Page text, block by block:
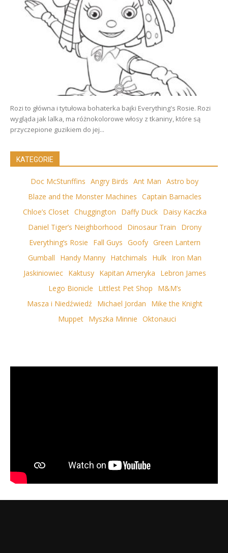
Rozi to główna i tytułowa bohaterka bajki Everything's Rosie. Rozi
wygląda jak lalka, ma różnokolorowe włosy z tkaniny, które są
przyczepione guzikiem do jej...
KATEGORIE
Doc McStunffins Angry Birds Ant Man Astro boy
Blaze and the Monster Machines Captain Barnacles
Chloe’s Closet Chuggington Daffy Duck
Daisy Kaczka
Daniel Tiger’s Neighborhood
Dinosaur Train
Drony
Everything’s Rosie
Fall Guys Goofy Green Lantern
Gumball
Handy Manny Hatchimals Hulk
Iron Man
Jaskiniowiec
Kaktusy Kapitan Ameryka
Lebron James
Lego Bionicle
Littlest Pet Shop
M&M’s
Masza i Niedźwiedź
Michael Jordan
Mike the Knight
Muppet Myszka Minnie Oktonauci